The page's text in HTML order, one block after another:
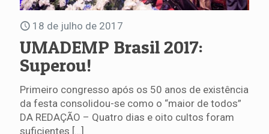
18 de julho de 2017
UMADEMP Brasil 2017:
Superou!
Primeiro congresso após os 50 anos de existência
da festa consolidou-se como o “maior de todos”
DA REDAÇÃO – Quatro dias e oito cultos foram
suficientes […]